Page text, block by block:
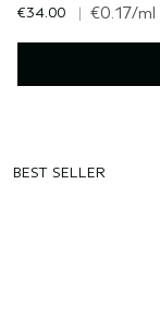
€34.00 | €0.17/ml
BEST SELLER